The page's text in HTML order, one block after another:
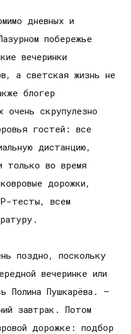
дневных и
побережье
вечеринки
а светская жизнь не
блогер
очень скрупулезно
гостей: все
дистанцию,
только во время
дорожки,
тесты, всем
поздно, поскольку
вечеринке или
Пушкарёва. —
завтрак. Потом
дорожке: подбор